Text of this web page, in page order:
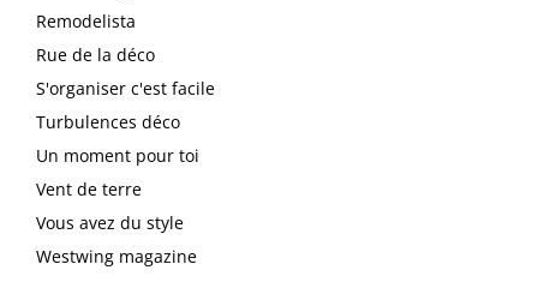
Remodelista
Rue de la déco
S'organiser c'est facile
Turbulences déco
Un moment pour toi
Vent de terre
Vous avez du style
Westwing magazine